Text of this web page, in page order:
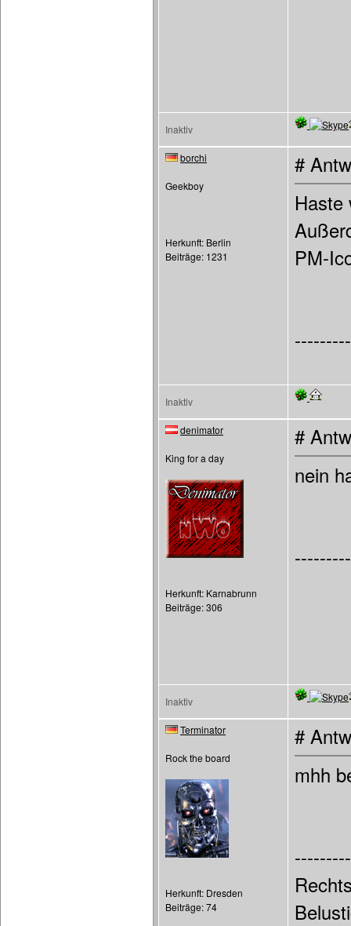
Inaktiv
borchi
Geekboy
Herkunft: Berlin
Beiträge: 1231
#
Haste
PM-
Inaktiv
denimator
King for a day
Herkunft: Karnabrunn
Beiträge: 306
#
nein
Inaktiv
Terminator
Rock the board
Herkunft: Dresden
Beiträge: 74
#
mhh